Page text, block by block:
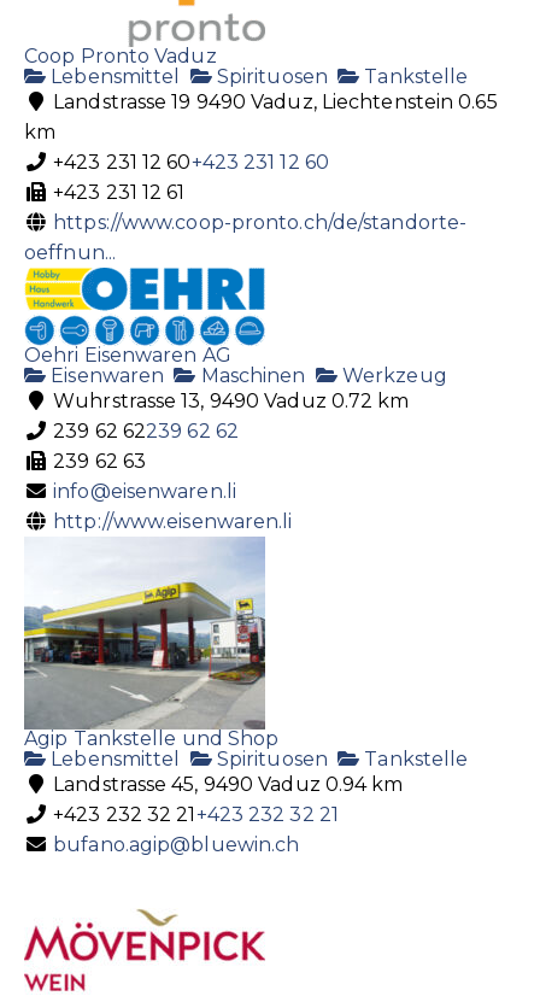
Coop Pronto Vaduz
Lebensmittel
Spirituosen
Tankstelle
Landstrasse 19 9490 Vaduz, Liechtenstein 0.65
km
+423 231 12 60+423 231 12 60
+423 231 12 61
https://www.coop-pronto.ch/de/standorte-
oeffnun...
Oehri Eisenwaren AG
Eisenwaren
Maschinen
Werkzeug
Wuhrstrasse 13, 9490 Vaduz 0.72 km
239 62 62239 62 62
239 62 63
info@eisenwaren.li
http://www.eisenwaren.li
Agip Tankstelle und Shop
Lebensmittel
Spirituosen
Tankstelle
Landstrasse 45, 9490 Vaduz 0.94 km
+423 232 32 21 +423 232 32 21
bufano.agip@bluewin.ch